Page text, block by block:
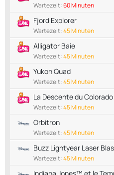
Wartezeit:60 Minuten
Fjord Explorer
Wartezeit:45 Minuten
Alligator Baie
Wartezeit:45 Minuten
Yukon Quad
Wartezeit:45 Minuten
La Descente du Colorado
Wartezeit:45 Minuten
Orbitron
Wartezeit:45 Minuten
Buzz Lightyear Laser
Wartezeit:45 Minuten